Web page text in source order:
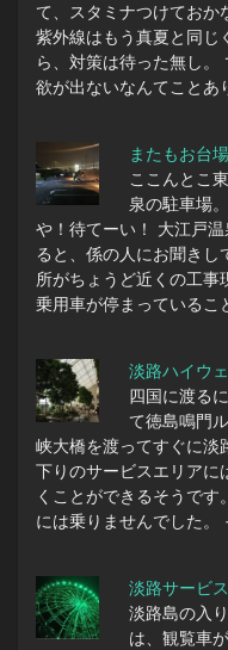
て、スタミナつけておか
紫外線はもう真夏と同じ
ら、対策は待った無し。
欲が出ないなんてことあ
またもお台
ここんとこ
泉の駐車場
や！待てーい！ 大江戸
ると、係の人にお聞きし
所がちょうど近くの工事
乗用車が停まっているこ
淡路ハイウ
四国に渡る
て徳島鳴門
峡大橋を渡ってすぐに淡
下りのサービスエリアに
くことができるそうで
には乗りませんでした。
淡路サービ
淡路島の入
は、観覧車